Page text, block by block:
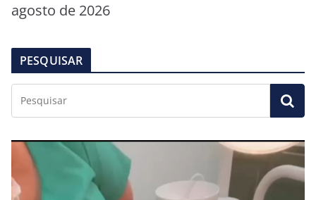
agosto de 2026
PESQUISAR